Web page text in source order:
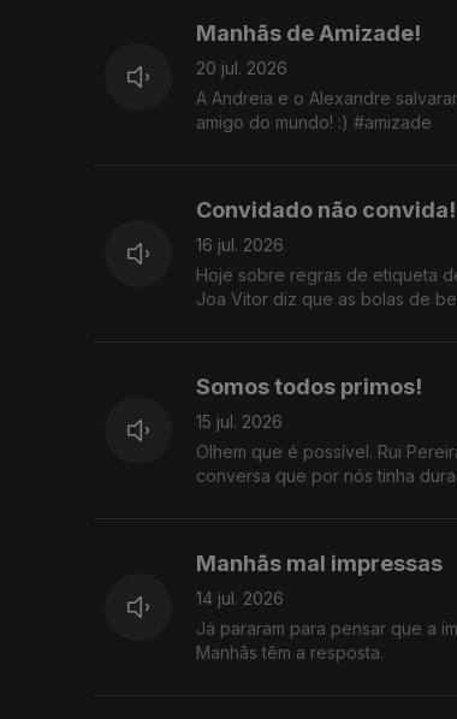
Manhãs de Amizade!
20 jul. 2026
A Andreia e o Alexandre
amigo do mundo! :) #amizade
Convidado não convida!
16 jul. 2026
Hoje sobre regras de etiqueta
Joa Vitor diz que as bolas de
Somos todos primos!
15 jul. 2026
Olhem que é possível. Rui
conversa que por nós tinha
Manhãs mal impressas
14 jul. 2026
Já pararam para pensar que a
Manhãs têm a resposta.